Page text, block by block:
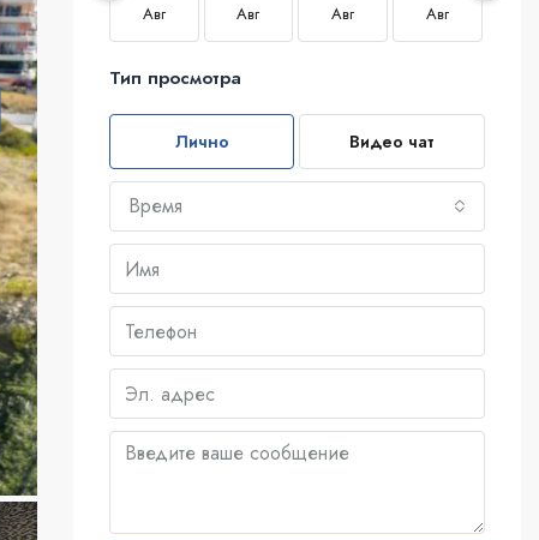
Авг Авг Авг Авг
Тип просмотра
Лично Видео чат
Время